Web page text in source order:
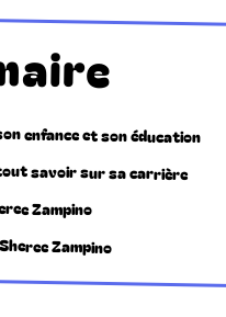
enfance et son éducation
savoir sur sa carrière
Zampino
Zampino